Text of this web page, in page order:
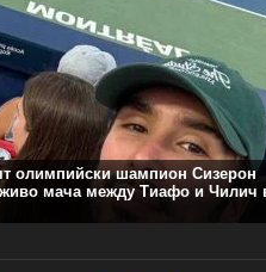
олимпийски шампион Сизерон
живо мача между Тиафо и Чилич